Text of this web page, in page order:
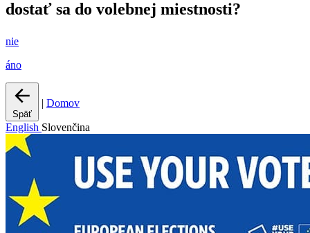
dostať sa do volebnej miestnosti?
nie
áno
Späť
| Domov
English Slovenčina